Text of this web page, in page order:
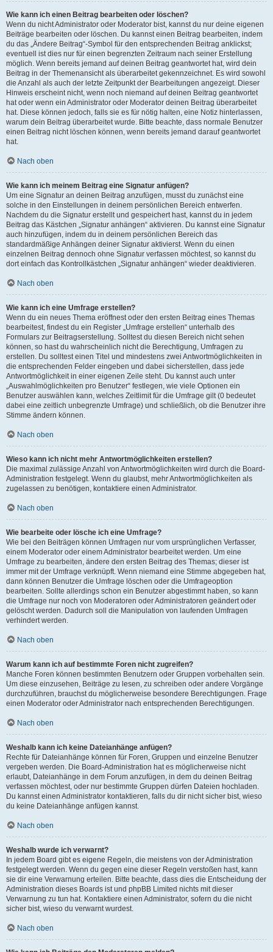
Wie kann ich einen Beitrag bearbeiten oder löschen?
Wenn du nicht Administrator oder Moderator bist, kannst du nur deine eigenen
Beiträge bearbeiten oder löschen. Du kannst einen Beitrag bearbeiten, indem
du das „Ändere Beitrag“-Symbol für den entsprechenden Beitrag anklickst;
eventuell ist dies nur für einen begrenzten Zeitraum nach seiner Erstellung
möglich. Wenn bereits jemand auf deinen Beitrag geantwortet hat, wird dein
Beitrag in der Themenansicht als überarbeitet gekennzeichnet. Es wird sowohl
die Anzahl als auch der letzte Zeitpunkt der Bearbeitungen angezeigt. Dieser
Hinweis erscheint nicht, wenn noch niemand auf deinen Beitrag geantwortet
hat oder wenn ein Administrator oder Moderator deinen Beitrag überarbeitet
hat. Diese können jedoch, falls sie es für nötig halten, eine Notiz hinterlassen,
warum dein Beitrag überarbeitet wurde. Bitte beachte, dass normale Benutzer
einen Beitrag nicht löschen können, wenn bereits jemand darauf geantwortet
hat.
Nach oben
Wie kann ich meinem Beitrag eine Signatur anfügen?
Um eine Signatur an deinen Beitrag anzufügen, musst du zunächst eine
solche in den Einstellungen in deinem persönlichen Bereich entwerfen.
Nachdem du die Signatur erstellt und gespeichert hast, kannst du in jedem
Beitrag das Kästchen „Signatur anhängen“ aktivieren. Du kannst eine Signatur
auch hinzufügen, indem du in deinem persönlichen Bereich das
standardmäßige Anhängen deiner Signatur aktivierst. Wenn du einen
einzelnen Beitrag dennoch ohne Signatur verfassen möchtest, so kannst du
dort einfach das Kontrollkästchen „Signatur anhängen“ wieder deaktivieren.
Nach oben
Wie kann ich eine Umfrage erstellen?
Wenn du ein neues Thema eröffnest oder den ersten Beitrag eines Themas
bearbeitest, findest du ein Register „Umfrage erstellen“ unterhalb des
Formulars zur Beitragserstellung. Solltest du diesen Bereich nicht sehen
können, so hast du wahrscheinlich nicht die Berechtigung, Umfragen zu
erstellen. Du solltest einen Titel und mindestens zwei Antwortmöglichkeiten in
die entsprechenden Felder eingeben und dabei sicherstellen, dass jede
Antwortmöglichkeit in einer eigenen Zeile steht. Du kannst auch unter
„Auswahlmöglichkeiten pro Benutzer“ festlegen, wie viele Optionen ein
Benutzer auswählen kann, welches Zeitlimit für die Umfrage gilt (0 bedeutet
dabei eine zeitlich unbegrenzte Umfrage) und schließlich, ob die Benutzer ihre
Stimme ändern können.
Nach oben
Wieso kann ich nicht mehr Antwortmöglichkeiten erstellen?
Die maximal zulässige Anzahl von Antwortmöglichkeiten wird durch die Board-
Administration festgelegt. Wenn du glaubst, mehr Antwortmöglichkeiten als
zugelassen zu benötigen, kontaktiere einen Administrator.
Nach oben
Wie bearbeite oder lösche ich eine Umfrage?
Wie bei den Beiträgen können Umfragen nur vom ursprünglichen Verfasser,
einem Moderator oder einem Administrator bearbeitet werden. Um eine
Umfrage zu bearbeiten, ändere den ersten Beitrag des Themas; dieser ist
immer mit der Umfrage verknüpft. Wenn niemand eine Stimme abgegeben hat,
dann können Benutzer die Umfrage löschen oder die Umfrageoption
bearbeiten. Sollte allerdings schon ein Benutzer abgestimmt haben, so kann
die Umfrage nur noch von Moderatoren oder Administratoren geändert oder
gelöscht werden. Dadurch soll die Manipulation von laufenden Umfragen
verhindert werden.
Nach oben
Warum kann ich auf bestimmte Foren nicht zugreifen?
Manche Foren können bestimmten Benutzern oder Gruppen vorbehalten sein.
Um diese einzusehen, Beiträge zu lesen, zu schreiben oder andere Vorgänge
durchzuführen, brauchst du möglicherweise besondere Berechtigungen. Frage
einen Moderator oder Administrator nach entsprechenden Berechtigungen.
Nach oben
Weshalb kann ich keine Dateianhänge anfügen?
Rechte für Dateianhänge können für Foren, Gruppen und einzelne Benutzer
vergeben werden. Die Board-Administration hat es möglicherweise nicht
erlaubt, Dateianhänge in dem Forum anzufügen, in dem du deinen Beitrag
verfassen möchtest, oder nur bestimmte Gruppen dürfen Dateien hochladen.
Du kannst einen Administrator kontaktieren, falls du dir nicht sicher bist, wieso
du keine Dateianhänge anfügen kannst.
Nach oben
Weshalb wurde ich verwarnt?
In jedem Board gibt es eigene Regeln, die meistens von der Administration
festgelegt werden. Wenn du gegen eine dieser Regeln verstoßen hast, kann
sie dir eine Verwarnung erteilen. Bitte beachte, dass dies die Entscheidung der
Administration dieses Boards ist und phpBB Limited nichts mit dieser
Verwarnung zu tun hat. Kontaktiere einen Administrator, sofern du die nicht
sicher bist, wieso du verwarnt wurdest.
Nach oben